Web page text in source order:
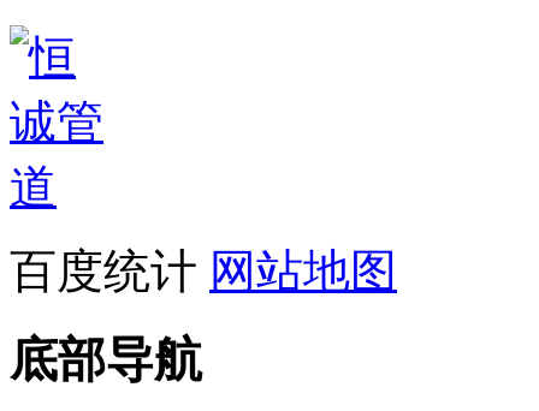
百度统计 网站地图
底部导航